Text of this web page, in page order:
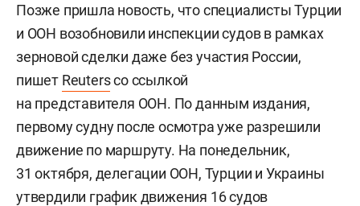
Позже пришла новость, что специалисты Турции
и ООН возобновили инспекции судов в рамках
зерновой сделки даже без участия России,
пишет Reutersсо ссылкой
на представителя ООН. По данным издания,
первому судну после осмотра уже разрешили
движение по маршруту. На понедельник,
31 октября, делегации ООН, Турции и Украины
утвердили график движения 16 судов